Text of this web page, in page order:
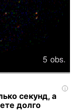
i
секунд, а
долго